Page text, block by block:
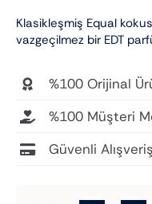
Klasikleşmiş Equal
vazgeçilmez bir EDT
%100 Orijinal
%100 Müşteri
Güvenli Alışveriş